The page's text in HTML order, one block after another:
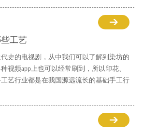
工艺
史的电视剧，从中我们可以了解到染坊的
视频app上也可以经常刷到，所以印花、
艺行业都是在我国源远流长的基础手工行